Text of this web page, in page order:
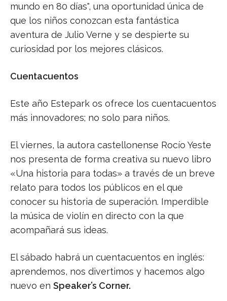
mundo en 80 días", una oportunidad única de
que los niños conozcan esta fantástica
aventura de Julio Verne y se despierte su
curiosidad por los mejores clásicos.
Cuentacuentos
Este año Estepark os ofrece los cuentacuentos
más innovadores; no solo para niños.
El viernes, la autora castellonense Rocío Yeste
nos presenta de forma creativa su nuevo libro
«Una historia para todas» a través de un breve
relato para todos los públicos en el que
conocer su historia de superación. Imperdible
la música de violín en directo con la que
acompañará sus ideas.
El sábado habrá un cuentacuentos en inglés:
aprendemos, nos divertimos y hacemos algo
nuevo en Speaker’s Corner.